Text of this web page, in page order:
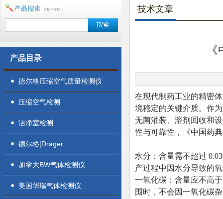
产品目录
德尔格压缩空气质量检测仪
压缩空气检测
洁净室检测
德尔格|Drager
加拿大BW气体检测仪
美国华瑞气体检测仪
技术文章
在现代制药工业的精密
境稳定的关键介质。作
无菌灌装、溶剂回收和
性与可靠性，《中国药
水分 ：含量需不超过
产过程中因水分导致的
一氧化碳 ：含量应不高
围时，不会因一氧化碳